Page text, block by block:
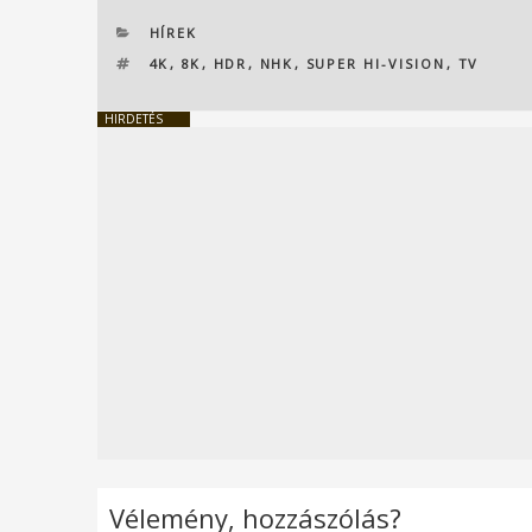
KATEGÓRIÁK
HÍREK
CÍMKÉK
4K , 8K , HDR , NHK , SUPER HI-VISION , TV
HIRDETÉS
Vélemény, hozzászólás?